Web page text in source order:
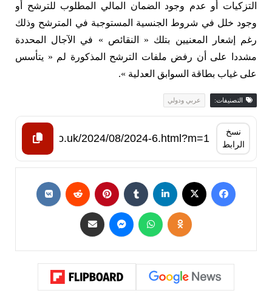
التزكيات أو عدم وجود الضمان المالي المطلوب للترشح أو
وجود خلل في شروط الجنسية المستوجبة في المترشح وذلك
رغم إشعار المعنيين بتلك « النقائص » في الآجال المحددة
مشددا على أن رفض ملفات الترشح المذكورة لم « يتأسس
على غياب بطاقة السوابق العدلية ».
التصنيفات: عربي ودولي
نسخ
الرابط